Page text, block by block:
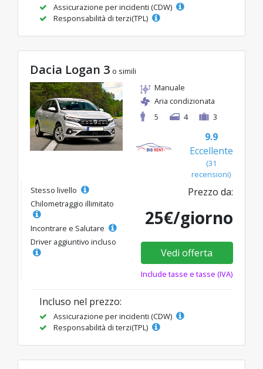
Assicurazione per incidenti (CDW)
Responsabilità di terzi(TPL)
Dacia Logan 3 o simili
Manuale
Aria condizionata
5
4 3
9.9
Eccellente
(31
recensioni)
Stesso livello
Chilometraggio illimitato
Incontrare e Salutare
Driver aggiuntivo incluso
Prezzo da:
25€/giorno
Vedi offerta
Include tasse e tasse (IVA)
Incluso nel prezzo:
Assicurazione per incidenti (CDW)
Responsabilità di terzi(TPL)